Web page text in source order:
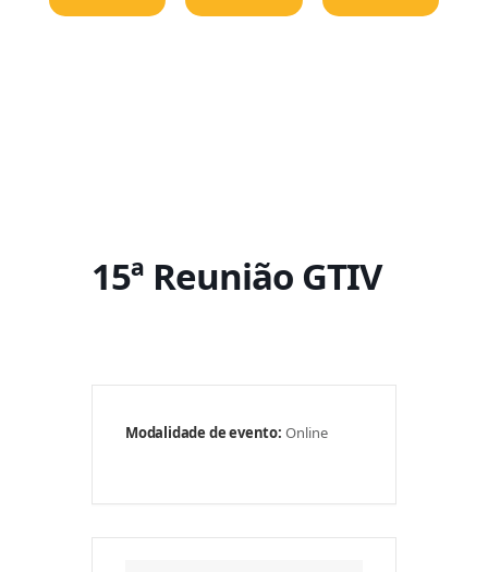
15ª Reunião GTIV
Modalidade de evento: Online